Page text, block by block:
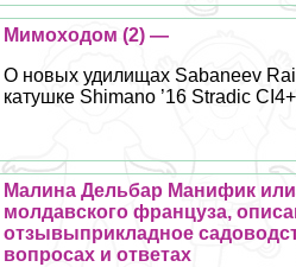
Мимоходом (2) —
О новых удилищах Sabaneev
катушке Shimano ’16 Stradic
Малина Дельбар Манифик
молдавского француза,
отзывыприкладное
вопросах и ответах